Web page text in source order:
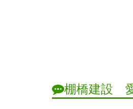
棚橋建設